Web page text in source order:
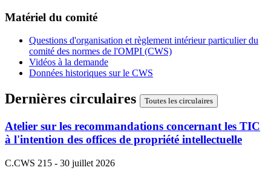
Matériel du comité
Questions d'organisation et règlement intérieur particulier du
comité des normes de l'OMPI (CWS)
Vidéos à la demande
Données historiques sur le CWS
Dernières circulaires Toutes les circulaires
Atelier sur les recommandations concernant les TIC
à l'intention des offices de propriété intellectuelle
C.CWS 215 - 30 juillet 2026